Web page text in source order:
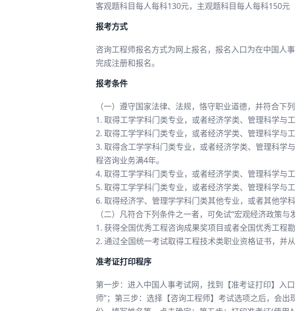
客观题科目每人每科130元，主观题科目每人每科150元
报考方式
咨询工程师报名方式为网上报名，报名入口为在中国人
完成注册和报名。
报考条件
（一）遵守国家法律、法规，恪守职业道德，并符合下
1. 取得工学学科门类专业，或者经济学类、管理科学与
2. 取得工学学科门类专业，或者经济学类、管理科学与
3. 取得含工学学科门类专业，或者经济学类、管理科学
程咨询业务满4年。
4. 取得工学学科门类专业，或者经济学类、管理科学与
5. 取得工学学科门类专业，或者经济学类、管理科学与
6. 取得经济学、管理学学科门类其他专业，或者其他学
（二）凡符合下列条件之一者，可免试“宏观经济政策与
1. 获得全国优秀工程咨询成果奖项目或者全国优秀工程
2. 通过全国统一考试取得工程技术类职业资格证书，并
准考证打印程序
第一步：进入中国人事考试网，找到【准考证打印】入
师”；第三步：选择【咨询工程师】考试选项之后，会